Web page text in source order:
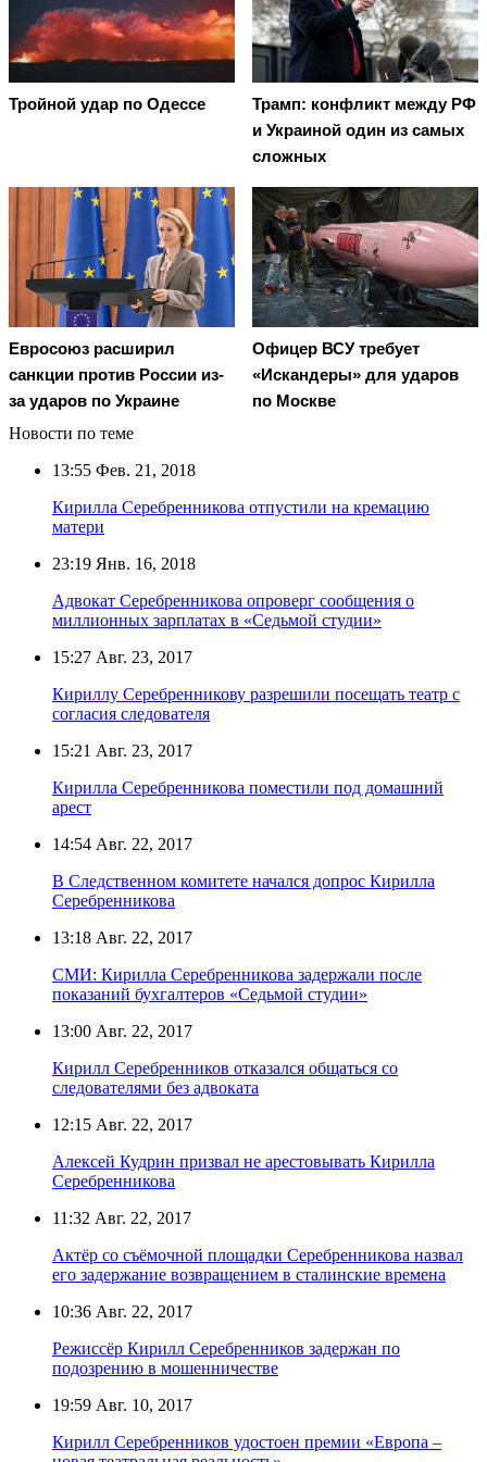
Тройной удар по Одессe
Трамп: конфликт между РФ
и Украиной один из самых
сложных
Евросоюз расширил
санкции против России из-
за ударов по Украине
Офицер ВСУ требует
«Искандеры» для ударов
по Москве
Новости по теме
13:55 Фев. 21, 2018
Кирилла Серебренникова отпустили на кремацию
матери
23:19 Янв. 16, 2018
Адвокат Серебренникова опроверг сообщения о
миллионных зарплатах в «Седьмой студии»
15:27 Авг. 23, 2017
Кириллу Серебренникову разрешили посещать театр с
согласия следователя
15:21 Авг. 23, 2017
Кирилла Серебренникова поместили под домашний
арест
14:54 Авг. 22, 2017
В Следственном комитете начался допрос Кирилла
Серебренникова
13:18 Авг. 22, 2017
СМИ: Кирилла Серебренникова задержали после
показаний бухгалтеров «Седьмой студии»
13:00 Авг. 22, 2017
Кирилл Серебренников отказался общаться со
следователями без адвоката
12:15 Авг. 22, 2017
Алексей Кудрин призвал не арестовывать Кирилла
Серебренникова
11:32 Авг. 22, 2017
Актёр со съёмочной площадки Серебренникова назвал
его задержание возвращением в сталинские времена
10:36 Авг. 22, 2017
Режиссёр Кирилл Серебренников задержан по
подозрению в мошенничестве
19:59 Авг. 10, 2017
Кирилл Серебренников удостоен премии «Европа –